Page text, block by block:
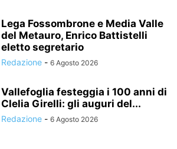
Lega Fossombrone e Media Valle
del Metauro, Enrico Battistelli
eletto segretario
Redazione - 6 Agosto 2026
Vallefoglia festeggia i 100 anni di
Clelia Girelli: gli auguri del...
Redazione - 6 Agosto 2026